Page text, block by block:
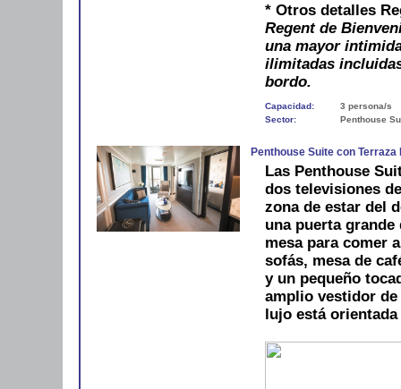
* Otros detalles
Regent de
una mayor
ilimitadas
bordo.
Capacidad:
3 persona/s
Sector:
Penthouse
Penthouse Suite con Terraza
Las Penthouse
dos televisiones
zona de estar del
una puerta
mesa para comer
sofás, mesa de
y un pequeño
amplio vestidor de
lujo está